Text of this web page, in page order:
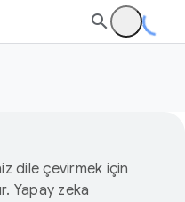
dile çevirmek için
Yapay zeka